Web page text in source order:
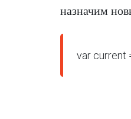
назначим
var current